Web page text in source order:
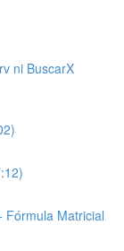
ni BuscarX
Fórmula Matricial